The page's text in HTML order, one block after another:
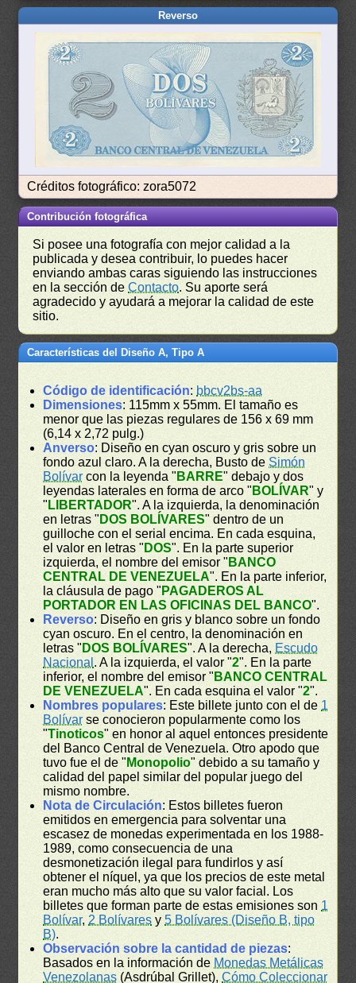
Reverso
Créditos fotográfico: zora5072
Contribución fotográfica
Si posee una fotografía con mejor calidad a la
publicada y desea contribuir, lo puedes hacer
enviando ambas caras siguiendo las instrucciones
en la sección deContacto. Su aporte será
agradecido y ayudará a mejorar la calidad de este
sitio.
Características del Diseño A, Tipo A
Código de identificación: bbcv2bs-aa
Dimensiones: 115mm x 55mm. El tamaño es
menor que las piezas regulares de 156 x 69 mm
(6,14 x 2,72 pulg.)
Anverso: Diseño en cyan oscuro y gris sobre un
fondo azul claro. A la derecha, Busto de Simón
Bolívarcon la leyenda " BARRE" debajo y dos
leyendas laterales en forma de arco " BOLÍVAR" y
" LIBERTADOR". A la izquierda, la denominación
en letras " DOS BOLÍVARES" dentro de un
guilloche con el serial encima. En cada esquina,
el valor en letras " DOS". En la parte superior
izquierda, el nombre del emisor " BANCO
CENTRAL DE VENEZUELA". En la parte inferior,
la cláusula de pago " PAGADEROS AL
PORTADOR EN LAS OFICINAS DEL BANCO".
Reverso: Diseño en gris y blanco sobre un fondo
cyan oscuro. En el centro, la denominación en
letras " DOS BOLÍVARES". A la derecha, Escudo
Nacional . A la izquierda, el valor "2". En la parte
inferior, el nombre del emisor " BANCO CENTRAL
DE VENEZUELA". En cada esquina el valor "2".
Nombres populares: Este billete junto con el de 1
Bolívar se conocieron popularmente como los
"Tinoticos" en honor al aquel entonces presidente
del Banco Central de Venezuela. Otro apodo que
tuvo fue el de " Monopolio" debido a su tamaño y
calidad del papel similar del popular juego del
mismo nombre.
Nota de Circulación: Estos billetes fueron
emitidos en emergencia para solventar una
escasez de monedas experimentada en los 1988-
1989, como consecuencia de una
desmonetización ilegal para fundirlos y así
obtener el níquel, ya que los precios de este metal
eran mucho más alto que su valor facial. Los
billetes que forman parte de estas emisiones son 1
Bolívar, 2 Bolívares y5 Bolívares (Diseño B, tipo
B).
Observación sobre la cantidad de piezas:
Basados en la información de Monedas Metálicas
Venezolanas (Asdrúbal Grillet),Cómo Coleccionar